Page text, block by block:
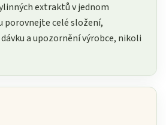
extraktů v jednom
porovnejte celé složení,
a upozornění výrobce, nikoli